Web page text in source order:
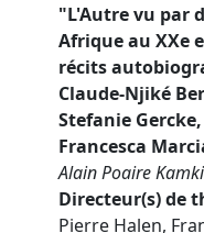
"L'Autre vu par
Afrique au XXe
récits
Claude-Njiké
Stefanie
Francesca
Alain Poaire Kamki
Directeur(s) de
Pierre Halen,